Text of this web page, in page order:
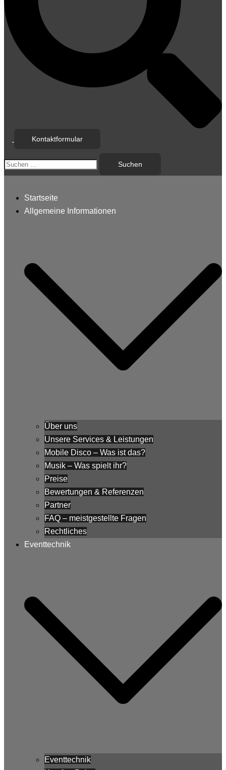
Kontaktformular
Suchen
nach:
Startseite
Allgemeine Informationen
Über uns
Unsere Services & Leistungen
Mobile Disco – Was ist das?
Musik – Was spielt ihr?
Preise
Bewertungen & Referenzen
Partner
FAQ – meistgestellte Fragen
Rechtliches
Eventtechnik
Eventtechnik